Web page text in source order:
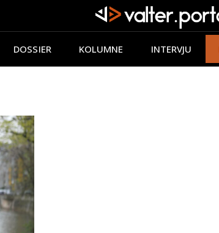
DOSSIER KOLUMNE INTERVJU